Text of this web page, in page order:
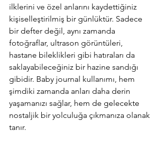
ilklerini ve özel anlarını kaydettiğiniz
kişiselleştirilmiş bir günlüktür. Sadece
bir defter değil, aynı zamanda
fotoğraflar, ultrason görüntüleri,
hastane bileklikleri gibi hatıraları da
saklayabileceğiniz bir hazine sandığı
gibidir. Baby journal kullanımı, hem
şimdiki zamanda anları daha derin
yaşamanızı sağlar, hem de gelecekte
nostaljik bir yolculuğa çıkmanıza olanak
tanır.